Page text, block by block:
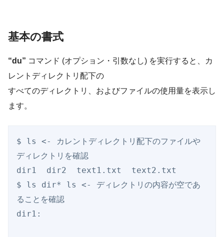
基本の書式
“du” コマンド (オプション・引数なし) を実行すると、カ
レントディレクトリ配下の
すべてのディレクトリ、およびファイルの使用量を表示し
ます。
$ ls <- カレントディレクトリ配下のファイルや
ディレクトリを確認
dir1  dir2  text1.txt  text2.txt
$ ls dir* ls <- ディレクトリの内容が空であ
ることを確認
dir1: